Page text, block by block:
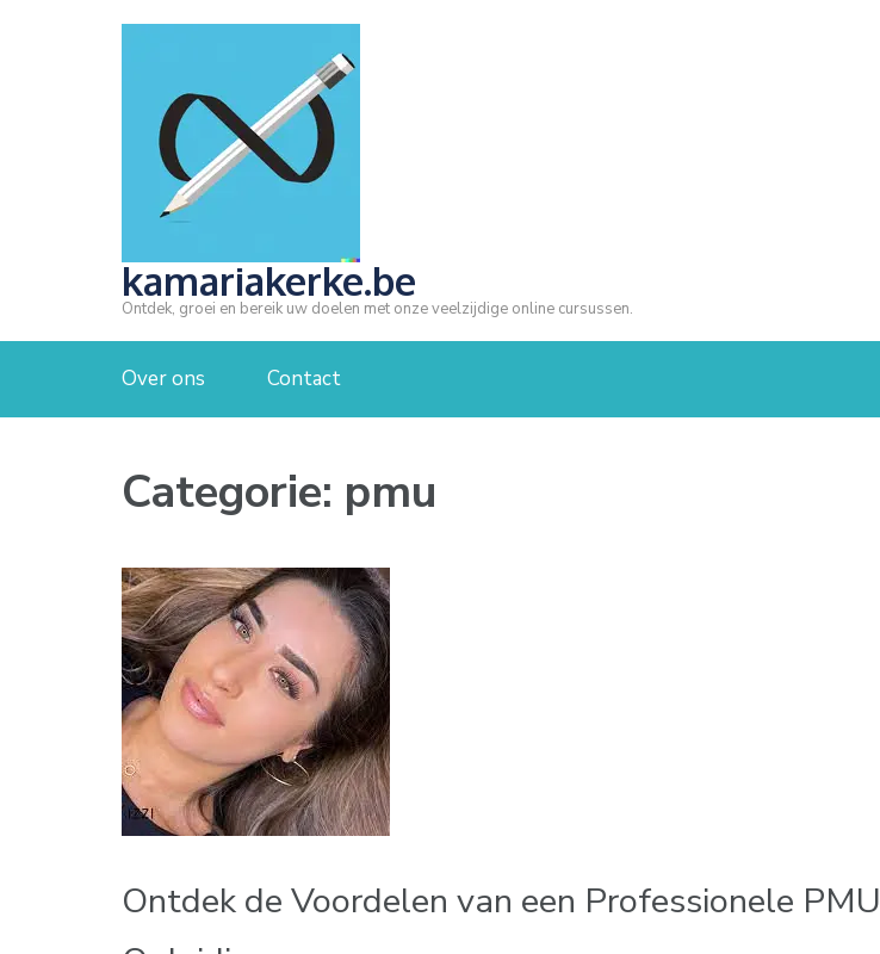
kamariakerke.be
Ontdek, groei en bereik uw doelen met onze veelzijdige online cursussen.
Over ons Contact
Categorie: pmu
Ontdek de Voordelen van een Professionele PMU